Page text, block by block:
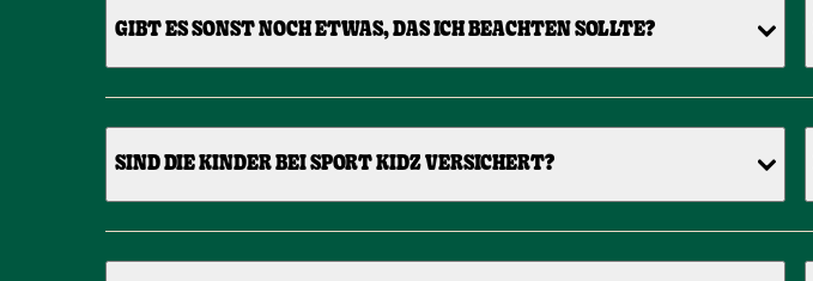
GIBT ES SONST NOCH ETWAS, DAS ICH BEACHTEN SOLLTE?
SIND DIE KINDER BEI SPORT KIDZ VERSICHERT?